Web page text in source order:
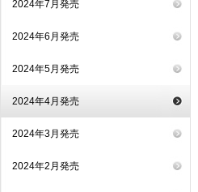
2024年7月発売
2024年6月発売
2024年5月発売
2024年4月発売
2024年3月発売
2024年2月発売